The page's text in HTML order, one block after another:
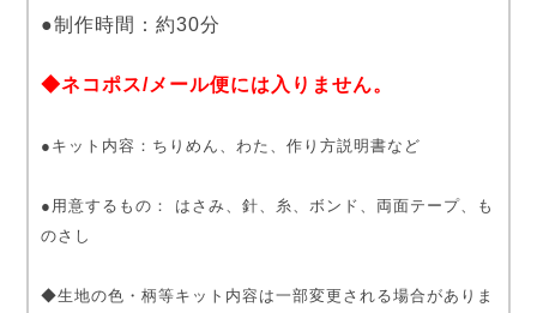
●制作時間：約30分
◆ネコポス/メール便には入りません。
●キット内容：ちりめん、わた、作り方説明書など
●用意するもの： はさみ、針、糸、ボンド、両面テープ、も
のさし
◆生地の色・柄等キット内容は一部変更される場合がありま